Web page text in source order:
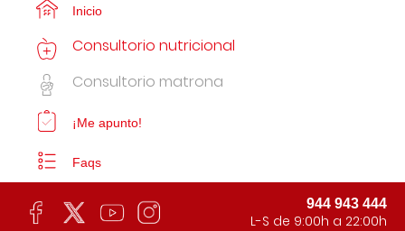
Inicio
Consultorio nutricional
Consultorio matrona
¡Me apunto!
Faqs
944 943 444
L-S de 9:00h a 22:00h